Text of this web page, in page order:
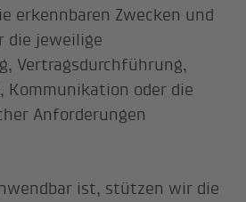
erkennbaren Zwecken und
die jeweilige
Vertragsdurchführung,
Kommunikation oder die
Anforderungen
ist, stützen wir die